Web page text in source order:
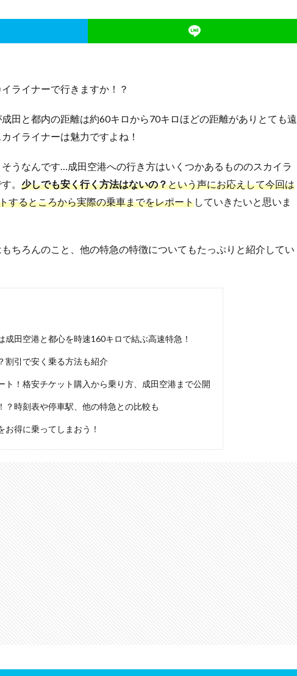
ライナーで行きますか！？
成田と都内の距離は約60キロから70キロほどの距離がありとても遠
イライナーは魅力ですよね！
うなんです…成田空港への行き方はいくつかあるもののスカイラ
。 少しでも安く行く方法はないの？という声にお応えして今回は
するところから実際の乗車までをレポートしていきたいと思いま
ちろんのこと、他の特急の特徴についてもたっぷりと紹介してい
成田空港と都心を時速160キロで結ぶ高速特急！
割引で安く乗る方法も紹介
ト！格安チケット購入から乗り方、成田空港まで公開
？時刻表や停車駅、他の特急との比較も
お得に乗ってしまおう！